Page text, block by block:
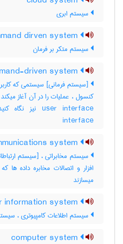
سیستم ابری
سیستم متکر بر فرمان
[سیستم فرمانی] سیستمی که کاربر
interface
سیستم مخابراتی ، [سیستم
افزار و اتصالات مخابره داده ها
میسازند
سیستم اطلاعات کامپیوتری ،